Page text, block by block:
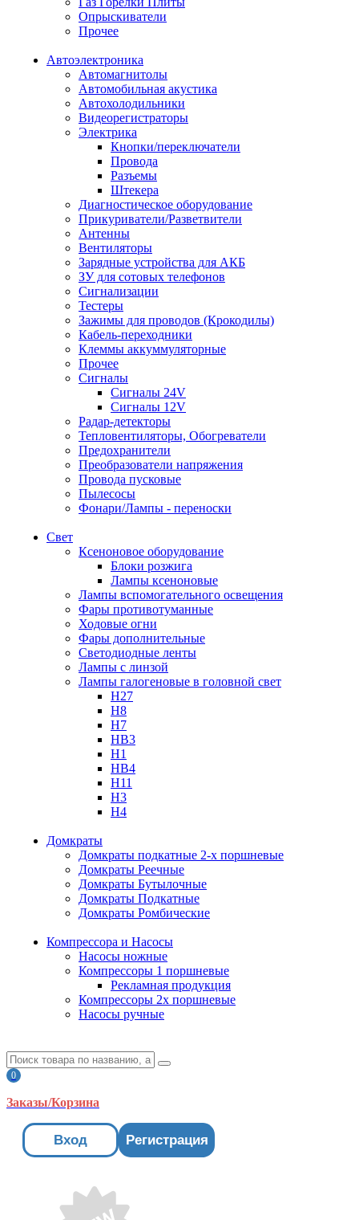
Опрыскиватели
Прочее
Автоэлектроника
Автомагнитолы
Автомобильная акустика
Автохолодильники
Видеорегистраторы
Электрика
Кнопки/переключатели
Провода
Разъемы
Штекера
Диагностическое оборудование
Прикуриватели/Разветвители
Антенны
Вентиляторы
Зарядные устройства для АКБ
ЗУ для сотовых телефонов
Сигнализации
Тестеры
Зажимы для проводов (Крокодилы)
Кабель-переходники
Клеммы аккуммуляторные
Прочее
Сигналы
Сигналы 24V
Сигналы 12V
Радар-детекторы
Тепловентиляторы, Обогреватели
Предохранители
Преобразователи напряжения
Провода пусковые
Пылесосы
Фонари/Лампы - переноски
Свет
Ксеноновое оборудование
Блоки розжига
Лампы ксеноновые
Лампы вспомогательного освещения
Фары противотуманные
Ходовые огни
Фары дополнительные
Светодиодные ленты
Лампы с линзой
Лампы галогеновые в головной свет
H27
H8
H7
HB3
H1
HB4
H11
H3
H4
Домкраты
Домкраты подкатные 2-х поршневые
Домкраты Реечные
Домкраты Бутылочные
Домкраты Подкатные
Домкраты Ромбические
Компрессора и Насосы
Насосы ножные
Компрессоры 1 поршневые
Рекламная продукция
Компрессоры 2х поршневые
Насосы ручные
0
Заказы/Корзина
Вход Регистрация